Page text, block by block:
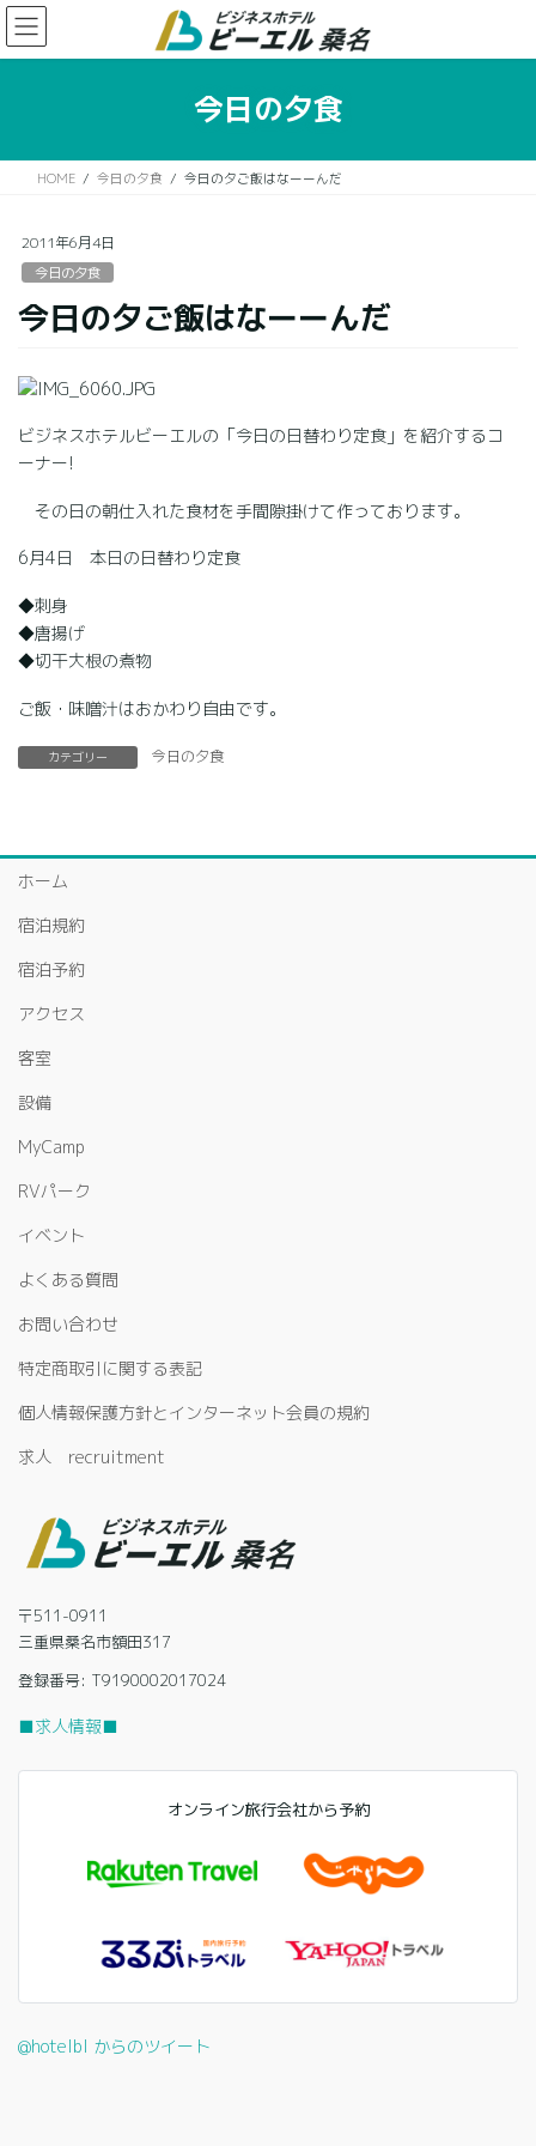
コ
ン
テ
移
ナ
ビ
ゲ
ン
今日の夕食
HOME 今日の夕食 今日の夕ご飯はなーーんだ
2011年6月4日
今日の夕食
今日の夕ご飯はなーーんだ
ビジネスホテルビーエルの「今日の日替わり定食」を紹介するコ
ーナー!
その日の朝仕入れた食材を手間隙掛けて作っております。
6月4日 本日の日替わり定食
◆刺身
◆唐揚げ
◆切干大根の煮物
ご飯・味噌汁はおかわり自由です。
カテゴリー 今日の夕食
ホーム
宿泊規約
宿泊予約
アクセス
客室
設備
MyCamp
RVパーク
イベント
よくある質問
お問い合わせ
特定商取引に関する表記
個人情報保護方針とインターネット会員の規約
求人 recruitment
〒511-0911
三重県桑名市額田317
登録番号: T9190002017024
■求人情報■
オンライン旅行会社から予約
@hotelbl からのツイート